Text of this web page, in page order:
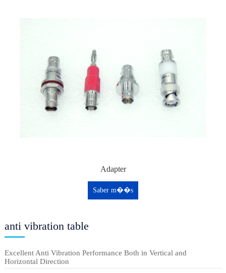
Adapter
Saber m��s
anti vibration table
Excellent Anti Vibration Performance Both in Vertical and
Horizontal Direction